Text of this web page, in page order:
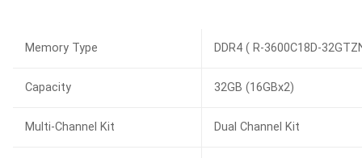
Memory Type DDR4 ( R-3600C18D-
Capacity 32GB (16GBx2)
Multi-Channel Kit Dual Channel Kit